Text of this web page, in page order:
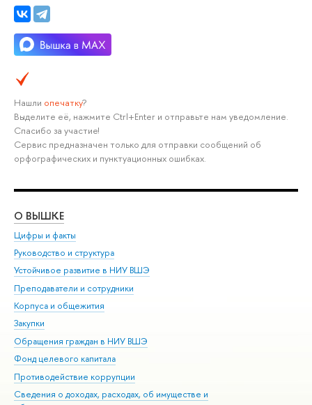
Нашли опечатку?
Выделите её, нажмите Ctrl+Enter и отправьте нам уведомление.
Спасибо за участие!
Сервис предназначен только для отправки сообщений об
орфографических и пунктуационных ошибках.
О ВЫШКЕ
Цифры и факты
Руководство и структура
Устойчивое развитие в НИУ ВШЭ
Преподаватели и сотрудники
Корпуса и общежития
Закупки
Обращения граждан в НИУ ВШЭ
Фонд целевого капитала
Противодействие коррупции
Сведения о доходах, расходах, об имуществе и